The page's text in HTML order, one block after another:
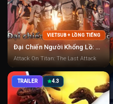
VIETSUB + LỒNG TIẾNG
Đại Chiến Người Khổng Lồ: Lần Tấn Công Cuối Cùng (Đại Chiến Titan)
Attack On Titan: The Last Attack
TRAILER 4.3